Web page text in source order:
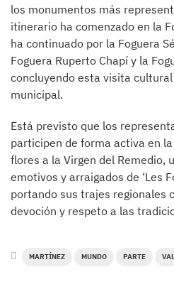
los monumentos más
itinerario ha comenzado en la
ha continuado por la Foguera
Foguera Ruperto Chapí y la
concluyendo esta visita
municipal.
Está previsto que los
participen de forma activa en
flores a la Virgen del Remedio,
emotivos y arraigados de ‘Les
portando sus trajes regionales
devoción y respeto a las
MARTÍNEZ MUNDO PARTE